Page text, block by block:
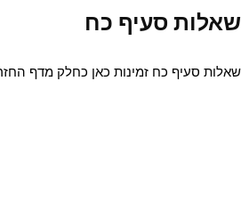
שאלות סעיף כח
שאלות סעיף כח זמינות כאן כחלק מדף